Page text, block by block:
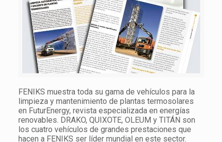
FENIKS muestra toda su gama de vehículos para la
limpieza y mantenimiento de plantas termosolares
en FuturEnergy, revista especializada en energías
renovables. DRAKO, QUIXOTE, OLEUM y TITÁN son
los cuatro vehículos de grandes prestaciones que
hacen a FENIKS ser líder mundial en este sector.